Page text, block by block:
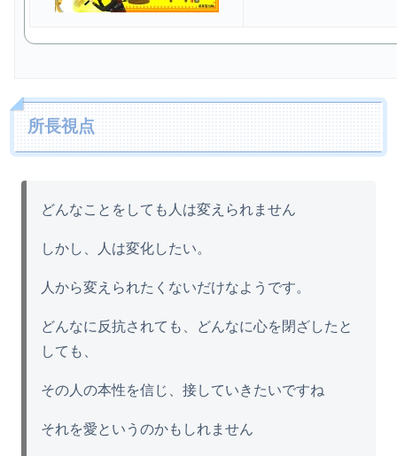
所長視点
どんなことをしても人は変えられません
しかし、人は変化したい。
人から変えられたくないだけなようです。
どんなに反抗されても、どんなに心を閉ざしたと
しても、
その人の本性を信じ、接していきたいですね
それを愛というのかもしれません